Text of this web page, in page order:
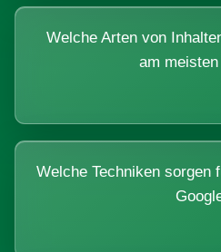
Welche Arten von
am
Welche Techniken sorgen